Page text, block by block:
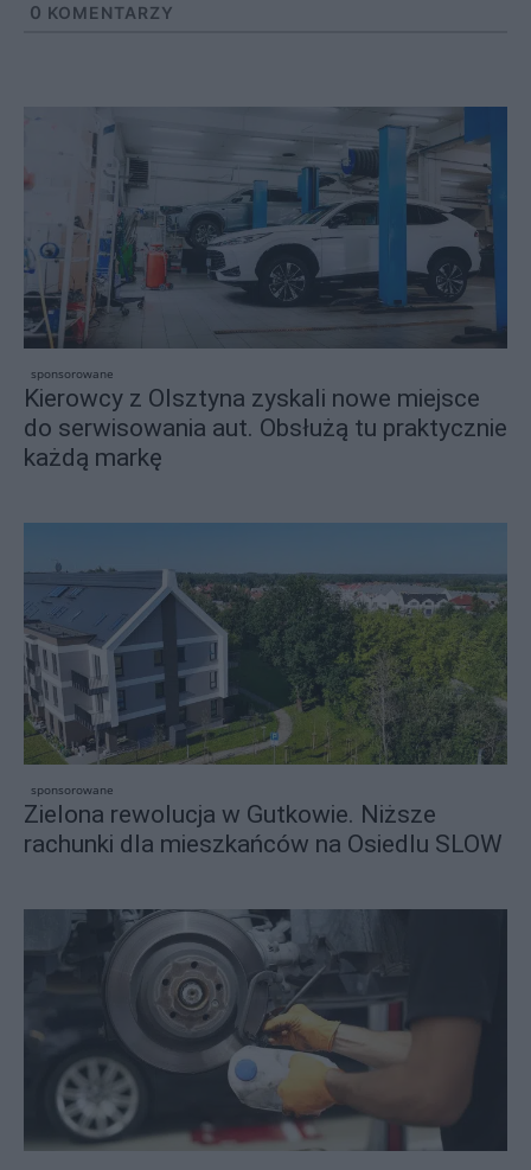
0 KOMENTARZY
sponsorowane
Kierowcy z Olsztyna zyskali nowe miejsce
do serwisowania aut. Obsłużą tu praktycznie
każdą markę
sponsorowane
Zielona rewolucja w Gutkowie. Niższe
rachunki dla mieszkańców na Osiedlu SLOW